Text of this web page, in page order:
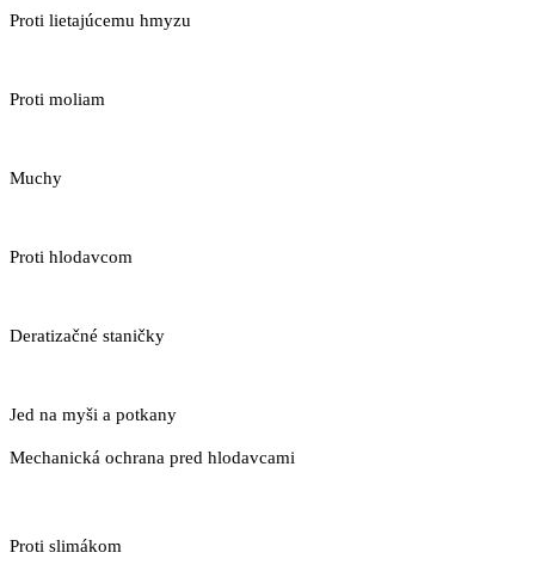
Proti lietajúcemu hmyzu
Proti moliam
Muchy
Proti hlodavcom
Deratizačné staničky
Jed na myši a potkany
Mechanická ochrana pred hlodavcami
Proti slimákom